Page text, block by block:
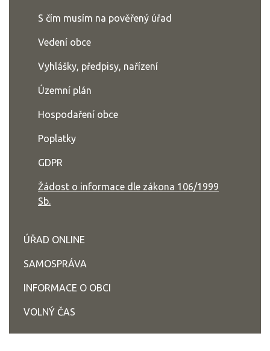
S čím musím na pověřený úřad
Vedení obce
Vyhlášky, předpisy, nařízení
Územní plán
Hospodaření obce
Poplatky
GDPR
Žádost o informace dle zákona 106/1999
Sb.
ÚŘAD ONLINE
SAMOSPRÁVA
INFORMACE O OBCI
VOLNÝ ČAS